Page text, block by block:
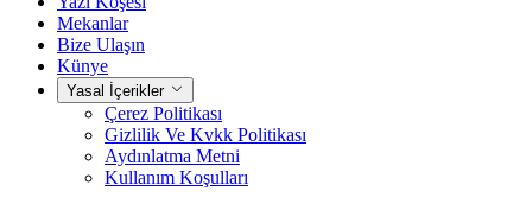
Mekanlar
Bize Ulaşın
Künye
Yasal İçerikler
Çerez Politikası
Gizlilik Ve Kvkk Politikası
Aydınlatma Metni
Kullanım Koşulları